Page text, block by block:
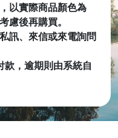
以實際商品顏色為
慮後再購買。
訊、來信或來電詢問
，逾期則由系統自